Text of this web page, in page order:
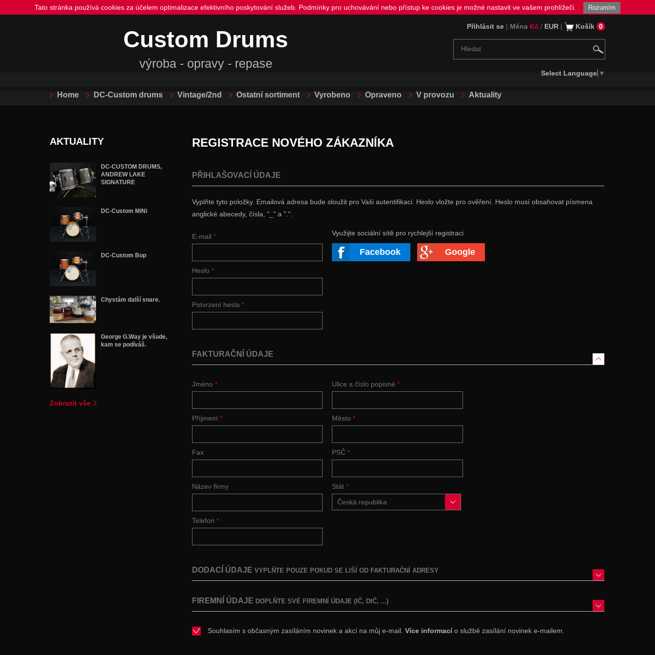
Tato stránka používá cookies za účelem optimalizace efektivního poskytování služeb. Podmínky pro uchovávání nebo přístup ke cookies je možné nastavit ve vašem prohlížeči. Rozumím
Přihlásit se | Měna Kč / EUR | Košík 0
Custom Drums
výroba - opravy - repase
Select Language ▼
Home DC-Custom drums Vintage/2nd Ostatní sortiment Vyrobeno Opraveno V provozu Aktuality
AKTUALITY
DC-CUSTOM DRUMS,
ANDREW LAKE
SIGNATURE
DC-Custom MiNi
DC-Custom Bop
Chystám další snare.
George G.Way je všude,
kam se podíváš.
Zobrazit vše
REGISTRACE NOVÉHO ZÁKAZNÍKA
PŘIHLAŠOVACÍ ÚDAJE
Vyplňte tyto položky. Emailová adresa bude sloužit pro Vaši autentifikaci. Heslo vložte pro ověření. Heslo musí obsahovat písmena
anglické abecedy, čísla, "_" a ".".
E-mail *
Heslo *
Potvrzení hesla *
Využijte sociální sítě pro rychlejší registraci
Facebook Google
FAKTURAČNÍ ÚDAJE
Jméno *
Příjmení *
Fax
Název firmy
Telefon *
Ulice a číslo popisné*
Město*
PSČ*
Stát*
Česká republika
DODACÍ ÚDAJE VYPLŇTE POUZE POKUD SE LIŠÍ OD FAKTURAČNÍ ADRESY
FIREMNÍ ÚDAJE DOPLŇTE SVÉ FIREMNÍ ÚDAJE (IČ, DIČ, ...)
Souhlasím s občasným zasíláním novinek a akcí na můj e-mail. Více informacío službě zasílání novinek e-mailem.